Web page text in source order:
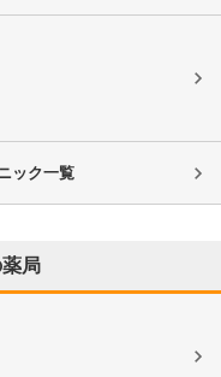
ック一覧
局